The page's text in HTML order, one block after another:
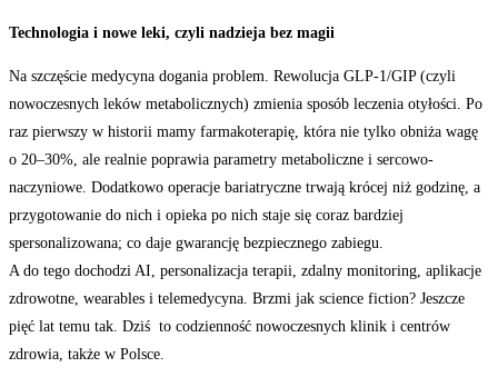
Technologia i nowe leki, czyli nadzieja bez magii
Na szczęście medycyna dogania problem. Rewolucja GLP-1/GIP (czyli
nowoczesnych leków metabolicznych) zmienia sposób leczenia otyłości. Po
raz pierwszy w historii mamy farmakoterapię, która nie tylko obniża wagę
o 20–30%, ale realnie poprawia parametry metaboliczne i sercowo-
naczyniowe. Dodatkowo operacje bariatryczne trwają krócej niż godzinę, a
przygotowanie do nich i opieka po nich staje się coraz bardziej
spersonalizowana; co daje gwarancję bezpiecznego zabiegu.
A do tego dochodzi AI, personalizacja terapii, zdalny monitoring, aplikacje
zdrowotne, wearables i telemedycyna. Brzmi jak science fiction? Jeszcze
pięć lat temu tak. Dziś to codzienność nowoczesnych klinik i centrów
zdrowia, także w Polsce.